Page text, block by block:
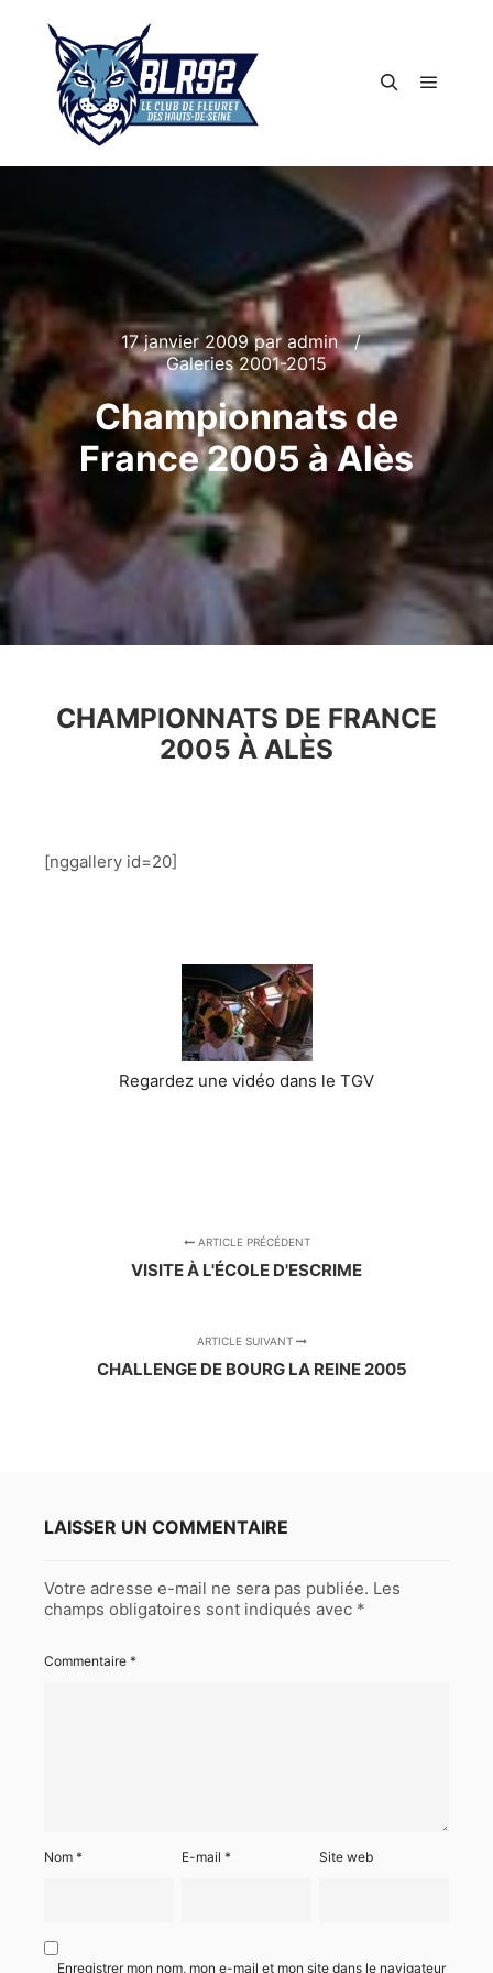
17 janvier 2009par admin
Galeries 2001-2015
Championnats de
France 2005 à Alès
CHAMPIONNATS DE FRANCE
2005 À ALÈS
[nggallery id=20]
Regardez une vidéo dans le TGV
ARTICLE PRÉCÉDENT
VISITE À L'ÉCOLE D'ESCRIME
ARTICLE SUIVANT
CHALLENGE DE BOURG LA REINE 2005
LAISSER UN COMMENTAIRE
Votre adresse e-mail ne sera pas publiée. Les
champs obligatoires sont indiqués avec *
Commentaire *
Nom * E-mail* Site web
Enregistrer mon nom, mon e-mail et mon site dans le navigateur